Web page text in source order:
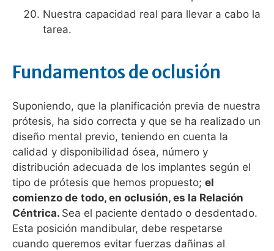
Nuestra capacidad real para llevar a cabo la
tarea.
Fundamentos de oclusión
Suponiendo, que la planificación previa de nuestra
prótesis, ha sido correcta y que se ha realizado un
diseño mental previo, teniendo en cuenta la
calidad y disponibilidad ósea, número y
distribución adecuada de los implantes según el
tipo de prótesis que hemos propuesto; el
comienzo de todo, en oclusión, es la Relación
Céntrica. Sea el paciente dentado o desdentado.
Esta posición mandibular, debe respetarse
cuando queremos evitar fuerzas dañinas al